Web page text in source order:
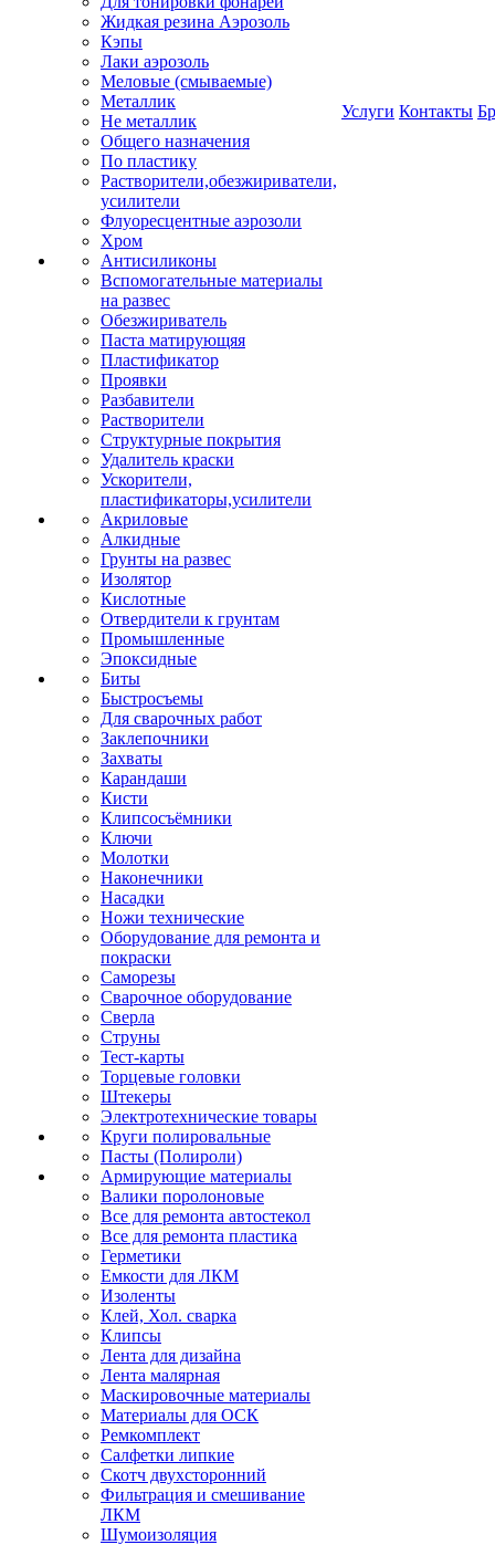
Жидкая резина Аэрозоль
Кэпы
Лаки аэрозоль
Меловые (смываемые)
Металлик
Не металлик
Общего назначения
По пластику
Растворители,обезжириватели,
усилители
Флуоресцентные аэрозоли
Хром
Антисиликоны
Вспомогательные материалы
на развес
Обезжириватель
Паста матирующяя
Пластификатор
Проявки
Разбавители
Растворители
Структурные покрытия
Удалитель краски
Ускорители,
пластификаторы,усилители
Акриловые
Алкидные
Грунты на развес
Изолятор
Кислотные
Отвердители к грунтам
Промышленные
Эпоксидные
Биты
Быстросъемы
Для сварочных работ
Заклепочники
Захваты
Карандаши
Кисти
Клипсосъёмники
Ключи
Молотки
Наконечники
Насадки
Ножи технические
Оборудование для ремонта и
покраски
Саморезы
Сварочное оборудование
Сверла
Струны
Тест-карты
Торцевые головки
Штекеры
Электротехнические товары
Круги полировальные
Пасты (Полироли)
Армирующие материалы
Валики поролоновые
Все для ремонта автостекол
Все для ремонта пластика
Герметики
Емкости для ЛКМ
Изоленты
Клей, Хол. сварка
Клипсы
Лента для дизайна
Лента малярная
Маскировочные материалы
Материалы для ОСК
Ремкомплект
Салфетки липкие
Скотч двухсторонний
Фильтрация и смешивание
ЛКМ
Шумоизоляция
Услуги Контакты